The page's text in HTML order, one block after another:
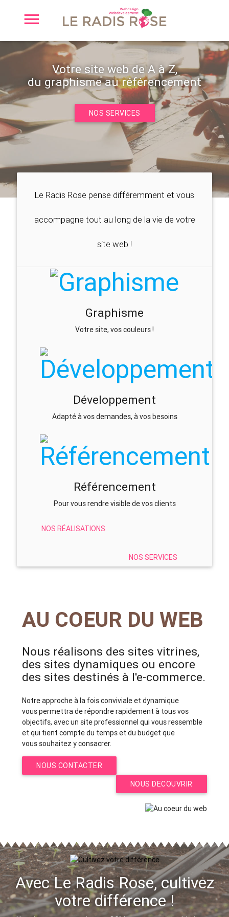
Votre site web de A à Z,
du graphisme au référencement
NOS SERVICES
Le Radis Rose pense différemment et vous
accompagne tout au long de la vie de votre
site web !
Graphisme
Votre site, vos couleurs !
Développement
Adapté à vos demandes, à vos besoins
Référencement
Pour vous rendre visible de vos clients
NOS RÉALISATIONS
NOS SERVICES
AU COEUR DU WEB
Nous réalisons des sites vitrines,
des sites dynamiques ou encore
des sites destinés à l'e-commerce.
Notre approche à la fois conviviale et dynamique
vous permettra de répondre rapidement à tous vos
objectifs, avec un site professionnel qui vous ressemble
et qui tient compte du temps et du budget que
vous souhaitez y consacrer.
NOUS CONTACTER
NOUS DECOUVRIR
Avec Le Radis Rose, cultivez
votre différence !